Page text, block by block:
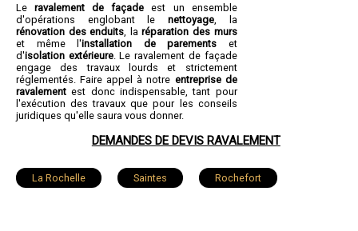
Leravalement de façade est un ensemble
d'opérations englobant le nettoyage, la
rénovation des enduits , laréparation des murs
et même l'installation de parements et
d'isolation extérieure. Le ravalement de façade
engage des travaux lourds et strictement
réglementés. Faire appel à notre entreprise de
ravalement est donc indispensable, tant pour
l'exécution des travaux que pour les conseils
juridiques qu'elle saura vous donner.
DEMANDES DE DEVIS RAVALEMENT
La Rochelle Saintes Rochefort